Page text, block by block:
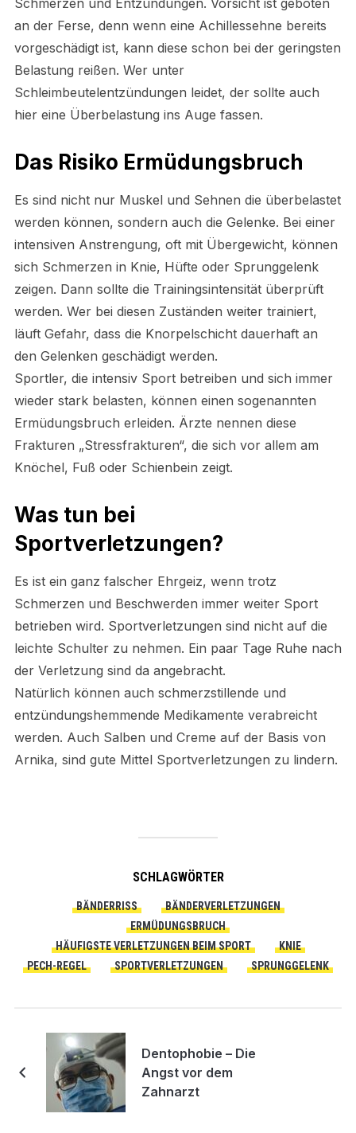
an der Ferse, denn wenn eine Achillessehne bereits
vorgeschädigt ist, kann diese schon bei der geringsten
Belastung reißen. Wer unter
Schleimbeutelentzündungen leidet, der sollte auch
hier eine Überbelastung ins Auge fassen.
Das Risiko Ermüdungsbruch
Es sind nicht nur Muskel und Sehnen die überbelastet
werden können, sondern auch die Gelenke. Bei einer
intensiven Anstrengung, oft mit Übergewicht, können
sich Schmerzen in Knie, Hüfte oder Sprunggelenk
zeigen. Dann sollte die Trainingsintensität überprüft
werden. Wer bei diesen Zuständen weiter trainiert,
läuft Gefahr, dass die Knorpelschicht dauerhaft an
den Gelenken geschädigt werden.
Sportler, die intensiv Sport betreiben und sich immer
wieder stark belasten, können einen sogenannten
Ermüdungsbruch erleiden. Ärzte nennen diese
Frakturen „Stressfrakturen“, die sich vor allem am
Knöchel, Fuß oder Schienbein zeigt.
Was tun bei
Sportverletzungen?
Es ist ein ganz falscher Ehrgeiz, wenn trotz
Schmerzen und Beschwerden immer weiter Sport
betrieben wird. Sportverletzungen sind nicht auf die
leichte Schulter zu nehmen. Ein paar Tage Ruhe nach
der Verletzung sind da angebracht.
Natürlich können auch schmerzstillende und
entzündungshemmende Medikamente verabreicht
werden. Auch Salben und Creme auf der Basis von
Arnika, sind gute Mittel Sportverletzungen zu lindern.
SCHLAGWÖRTER
BÄNDERRISS
BÄNDERVERLETZUNGEN
ERMÜDUNGSBRUCH
HÄUFIGSTE VERLETZUNGEN BEIM SPORT
KNIE
PECH-REGEL
SPORTVERLETZUNGEN SPRUNGGELENK
Dentophobie – Die
Angst vor dem
Zahnarzt